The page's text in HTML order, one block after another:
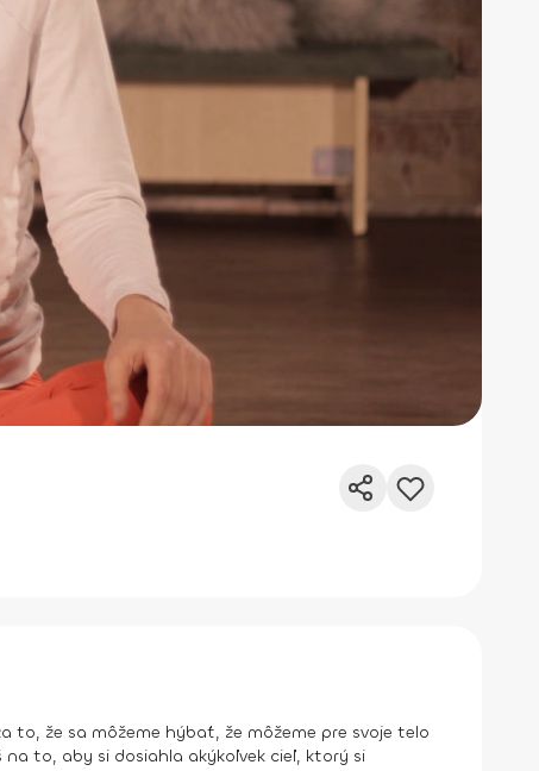
to, že sa môžeme hýbať, že môžeme pre svoje telo
to, aby si dosiahla akýkoľvek cieľ, ktorý si